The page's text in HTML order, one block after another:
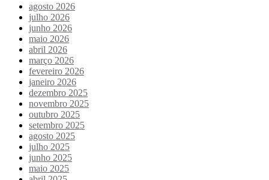
agosto 2026
julho 2026
junho 2026
maio 2026
abril 2026
março 2026
fevereiro 2026
janeiro 2026
dezembro 2025
novembro 2025
outubro 2025
setembro 2025
agosto 2025
julho 2025
junho 2025
maio 2025